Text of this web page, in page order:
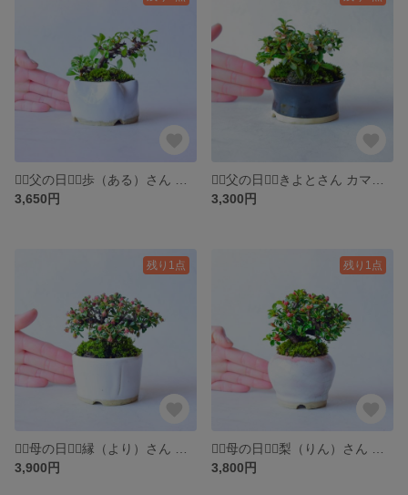
3,650円
3,300円
残り1点
3,900円
残り1点
3,800円